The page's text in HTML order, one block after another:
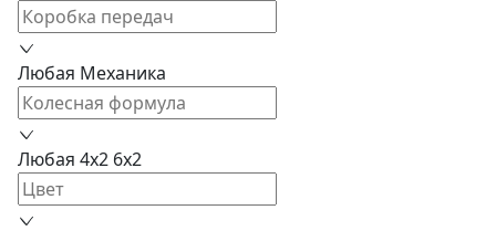
Любая Механика
Любая 4x2 6x2